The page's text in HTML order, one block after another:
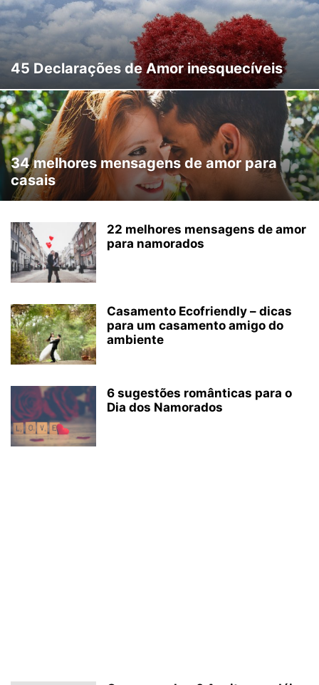
45 Declarações de Amor inesquecíveis
34 melhores mensagens de amor para
casais
22 melhores mensagens de amor
para namorados
Casamento Ecofriendly – dicas
para um casamento amigo do
ambiente
6 sugestões românticas para o
Dia dos Namorados